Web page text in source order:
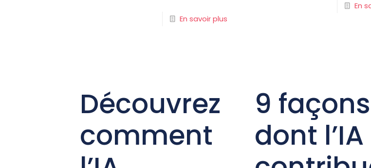
En savoir plus
En
Découvrez
comment
9 façons
dont l’IA